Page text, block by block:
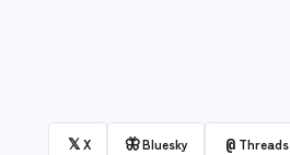
𝕏X 🦋Bluesky @ Threads